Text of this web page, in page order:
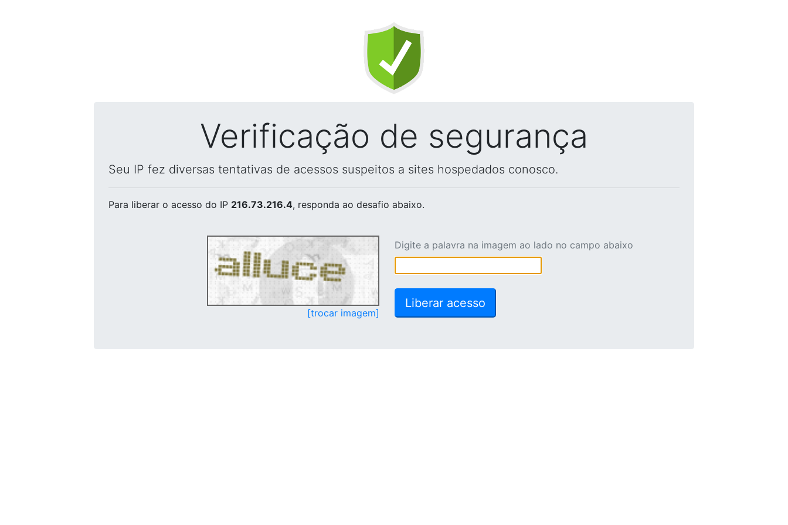
Verificação de segurança
Seu IP fez diversas tentativas de acessos suspeitos a sites hospedados conosco.
Para liberar o acesso do IP 216.73.216.4, responda ao desafio abaixo.
[trocar imagem]
Digite a palavra na imagem ao lado no campo abaixo